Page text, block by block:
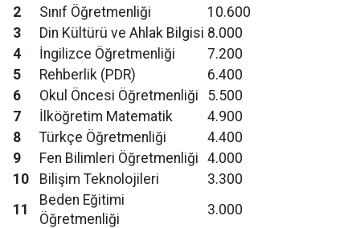
2
Sınıf Öğretmenliği
10.600
3
Din Kültürü ve Ahlak Bilgisi 8.000
4
İngilizce Öğretmenliği
7.200
5
Rehberlik (PDR)
6.400
6
Okul Öncesi Öğretmenliği
5.500
7
İlköğretim Matematik
4.900
8
Türkçe Öğretmenliği
4.400
9
Fen Bilimleri Öğretmenliği 4.000
10
Bilişim Teknolojileri
3.300
11
Beden Eğitimi
Öğretmenliği
3.000